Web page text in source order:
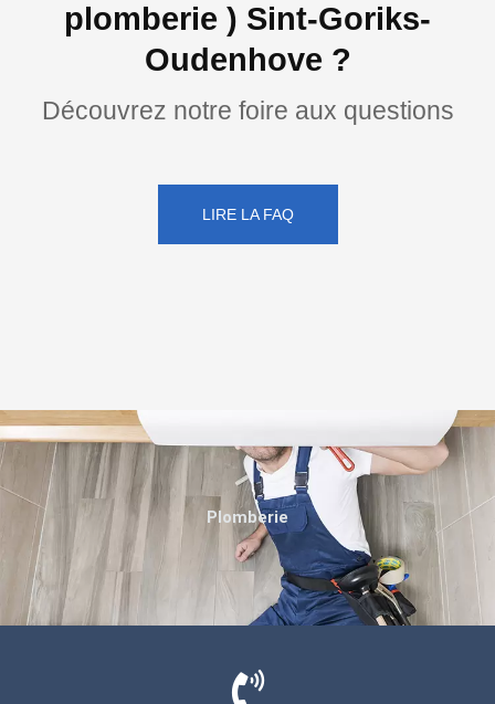
plomberie ) Sint-Goriks-
Oudenhove ?
Découvrez notre foire aux questions
LIRE LA FAQ
Plomberie